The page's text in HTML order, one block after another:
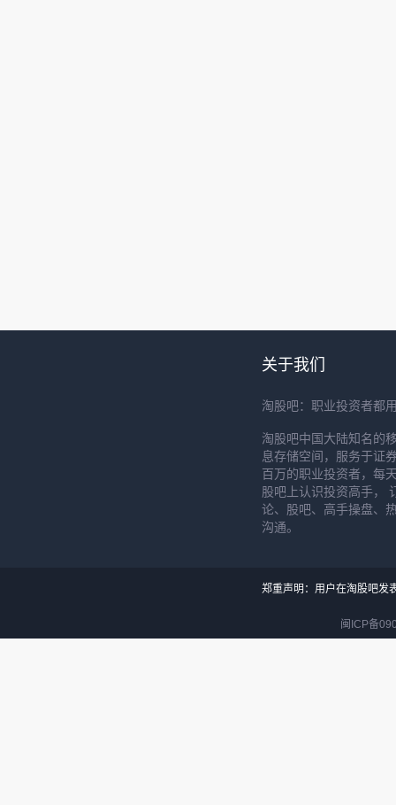
关于我们
淘股吧：职业投资者都
淘股吧中国大陆知名的
息存储空间，服务于证
百万的职业投资者，每
股吧上认识投资高手，
论、股吧、高手操盘、
沟通。
郑重声明：用户在淘股吧发
闽ICP备